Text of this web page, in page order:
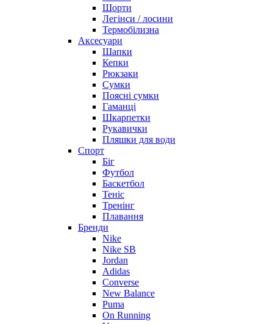
Шорти
Легінси / лосини
Термобілизна
Аксесуари
Шапки
Кепки
Рюкзаки
Сумки
Поясні сумки
Гаманці
Шкарпетки
Рукавички
Пляшки для води
Спорт
Біг
Футбол
Баскетбол
Теніс
Тренінг
Плавання
Бренди
Nike
Nike SB
Jordan
Adidas
Converse
New Balance
Puma
On Running